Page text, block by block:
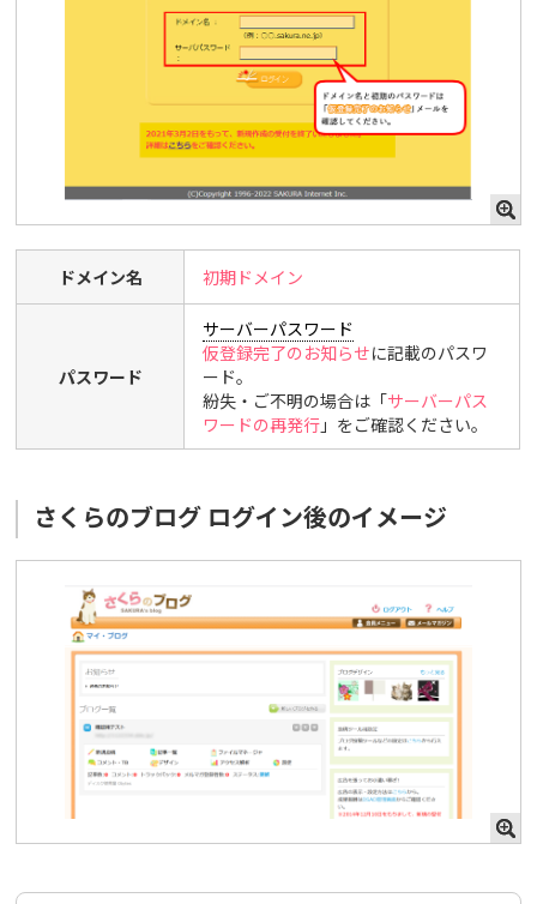
ドメイン名 初期ドメイン
パスワード
サーバーパスワード
仮登録完了のお知らせに記載のパスワ
ード。
紛失・ご不明の場合は「サーバーパス
ワードの再発行 」をご確認ください。
さくらのブログ ログイン後のイメージ